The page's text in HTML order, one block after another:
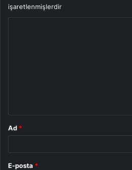
işaretlenmişlerdir
Ad *
E-posta *